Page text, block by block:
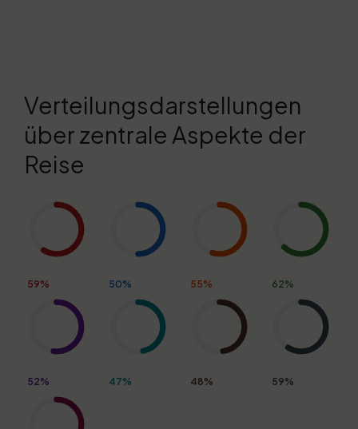
Verteilungsdarstellungen
über zentrale Aspekte der
Reise
59% 50% 55% 62%
52% 47% 48% 59%